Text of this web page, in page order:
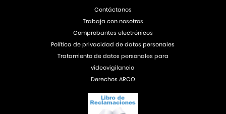
Contáctanos
Trabaja con nosotros
Comprobantes electrónicos
Política de privacidad de datos personales
Tratamiento de datos personales para
videovigilancia
Derechos ARCO